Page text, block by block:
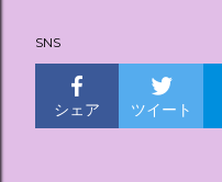
SNS
シェア ツイート